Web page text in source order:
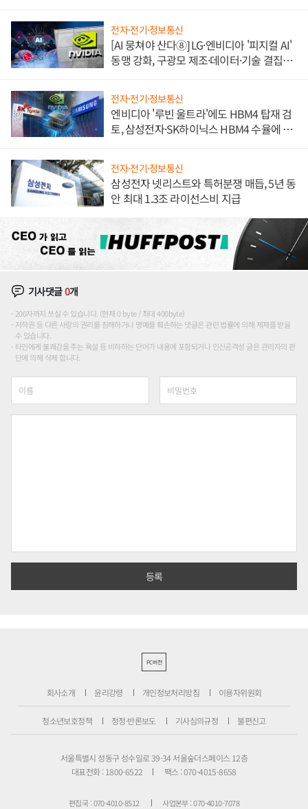
전자·전기·정보통신
[AI 뭉쳐야 산다⑧] LG·엔비디아 '피지컬 AI'
동맹 강화, 구광모 제조·데이터·기술 결집
전자·전기·정보통신
엔비디아 '루빈 울트라'에도 HBM4 탑재 검
토, 삼성전자·SK하이닉스 HBM4 수율에 주
전자·전기·정보통신
삼성전자 넷리스트와 특허분쟁 매듭, 5년 동
안 최대 1.3조 라이선스비 지급
기사댓글0개
200자까지 쓰실 수 있습니다. (현재 0 byte / 최대 400byte)
저작권 등 다른 사람의 권리를 침해하거나 명예를 훼손하는 댓글은 관련 법률에 의해 제재를 받을
수 있습니다.
타인에게 불쾌감을 주는 욕설 등 비하하는 단어가 내용에 포함되거나 인신공격성 글은 관리자의 판
단에 의해 삭제 합니다.
PC버전
회사소개 윤리강령 개인정보처리방침 이용자위원회
청소년보호정책 정정·반론보도 기사심의규정 불편신고
서울특별시 성동구 성수일로 39-34 서울숲더스페이스 12층
대표전화 : 1800-6522
팩스 : 070-4015-8658
편집국 : 070-4010-8512 사업본부 : 070-4010-7078